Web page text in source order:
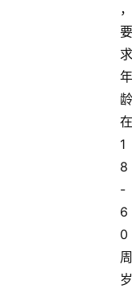
，
要
求
年
龄
在
1
8
-
6
0
周
岁